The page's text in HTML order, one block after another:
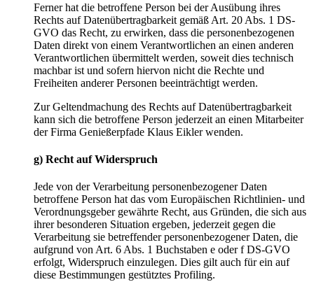
Ferner hat die betroffene Person bei der Ausübung ihres
Rechts auf Datenübertragbarkeit gemäß Art. 20 Abs. 1 DS-
GVO das Recht, zu erwirken, dass die personenbezogenen
Daten direkt von einem Verantwortlichen an einen anderen
Verantwortlichen übermittelt werden, soweit dies technisch
machbar ist und sofern hiervon nicht die Rechte und
Freiheiten anderer Personen beeinträchtigt werden.
Zur Geltendmachung des Rechts auf Datenübertragbarkeit
kann sich die betroffene Person jederzeit an einen Mitarbeiter
der Firma Genießerpfade Klaus Eikler wenden.
g) Recht auf Widerspruch
Jede von der Verarbeitung personenbezogener Daten
betroffene Person hat das vom Europäischen Richtlinien- und
Verordnungsgeber gewährte Recht, aus Gründen, die sich aus
ihrer besonderen Situation ergeben, jederzeit gegen die
Verarbeitung sie betreffender personenbezogener Daten, die
aufgrund von Art. 6 Abs. 1 Buchstaben e oder f DS-GVO
erfolgt, Widerspruch einzulegen. Dies gilt auch für ein auf
diese Bestimmungen gestütztes Profiling.